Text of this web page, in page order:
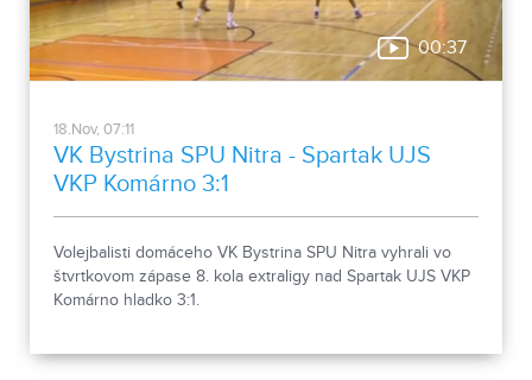
00:37
18.Nov, 07:11
VK Bystrina SPU Nitra - Spartak UJS
VKP Komárno 3:1
Volejbalisti domáceho VK Bystrina SPU Nitra vyhrali vo
štvrtkovom zápase 8. kola extraligy nad Spartak UJS VKP
Komárno hladko 3:1.